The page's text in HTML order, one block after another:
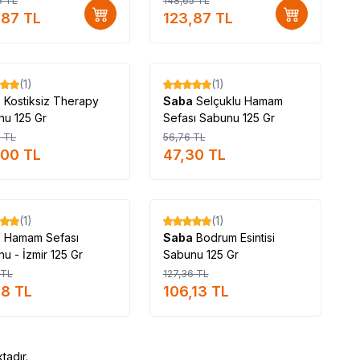
TL 123,87 TL
(1)
Kostiksiz Therapy
125 Gr
TL
TL
%17
(1)
Saba Selçuklu Hamam
Sefası Sabunu 125 Gr
56,76TL
47,30 TL
(1)
Hamam Sefası
- İzmir 125 Gr
TL
%17
(1)
Saba Bodrum Esintisi
Sabunu 125 Gr
127,36TL
106,13 TL